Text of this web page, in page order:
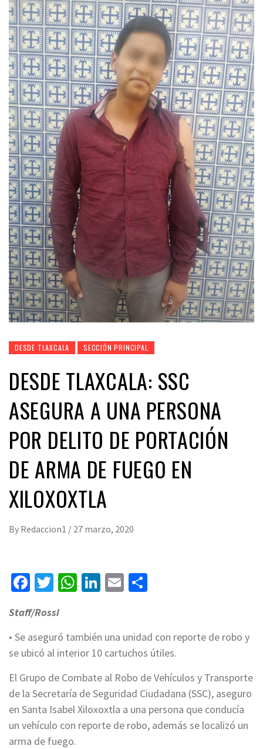
DESDE TLAXCALA SECCIÓN PRINCIPAL
DESDE TLAXCALA: SSC
ASEGURA A UNA PERSONA
POR DELITO DE PORTACIÓN
DE ARMA DE FUEGO EN
XILOXOXTLA
By Redaccion1 / 27 marzo, 2020
Facebook
Twitter
WhatsApp
LinkedIn
Email
Staff/Rossi
• Se aseguró también una unidad con reporte de robo y
se ubicó al interior 10 cartuchos útiles.
El Grupo de Combate al Robo de Vehículos y Transporte
de la Secretaría de Seguridad Ciudadana (SSC), aseguro
en Santa Isabel Xiloxoxtla a una persona que conducía
un vehículo con reporte de robo, además se localizó un
arma de fuego.